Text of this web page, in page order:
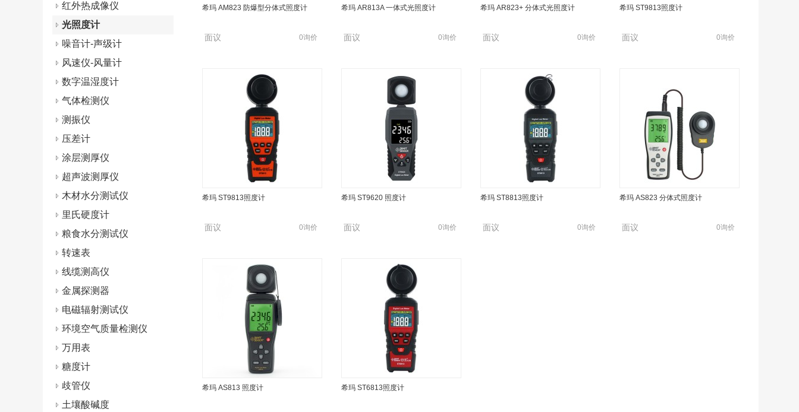
红外热成像仪
光照度计
噪音计-声级计
风速仪-风量计
数字温湿度计
气体检测仪
测振仪
压差计
涂层测厚仪
超声波测厚仪
木材水分测试仪
里氏硬度计
粮食水分测试仪
转速表
线缆测高仪
金属探测器
电磁辐射测试仪
环境空气质量检测仪
万用表
糖度计
歧管仪
土壤酸碱度
希玛 AM823 防爆型分体式照度计
面议 0询价
希玛 AR813A 一体式光照度计
面议 0询价
希玛 AR823+ 分体式光照度计
面议 0询价
希玛 ST9813照度计
面议 0询价
希玛 ST9813照度计
面议 0询价
希玛 ST9620 照度计
面议 0询价
希玛 ST8813照度计
面议 0询价
希玛 AS823 分体式照度计
面议 0询价
希玛 AS813 照度计 希玛 ST6813照度计